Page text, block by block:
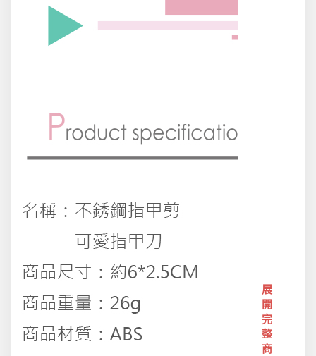
年終大促專區
旅行實用好物
汽機車用品
展
開
完
整
商